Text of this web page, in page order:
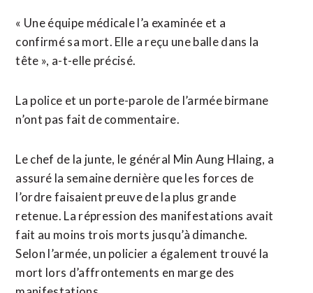
« Une équipe médicale l’a examinée et a
confirmé sa mort. Elle a reçu une balle dans la
tête », a-t-elle précisé.
La police et un porte-parole de l’armée birmane
n’ont pas fait de commentaire.
Le chef de la junte, le général Min Aung Hlaing, a
assuré la semaine dernière que les forces de
l’ordre faisaient preuve de la plus grande
retenue. La répression des manifestations avait
fait au moins trois morts jusqu’à dimanche.
Selon l’armée, un policier a également trouvé la
mort lors d’affrontements en marge des